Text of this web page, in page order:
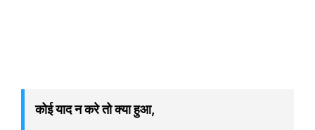
कोई याद न करे तो क्या हुआ,